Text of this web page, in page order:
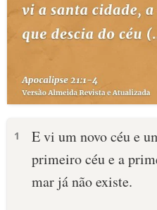
1
E vi um novo céu e
primeiro céu e a
mar já não existe.